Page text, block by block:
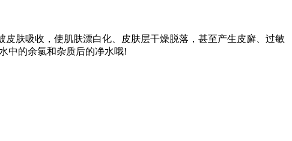
肤吸收，使肌肤漂白化、皮肤层干燥脱落，甚至产生皮廯、过敏
中的余氯和杂质后的净水哦!